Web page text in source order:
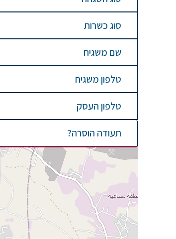
סוג כשרות
שם משגיח
טלפון משגיח
טלפון העסק
תעודה הוסרה?